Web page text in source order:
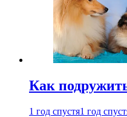
Как
1 год спустя1 год